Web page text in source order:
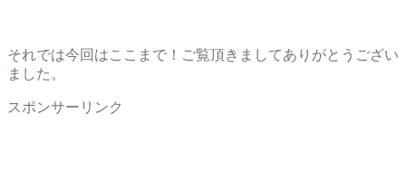
それでは今回はここまで！ご覧頂きましてありがとうござい
ました。
スポンサーリンク